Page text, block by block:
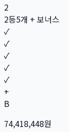
2
2등5개 + 보너스
✓
✓
✓
✓
✓
+
B
74,418,448원